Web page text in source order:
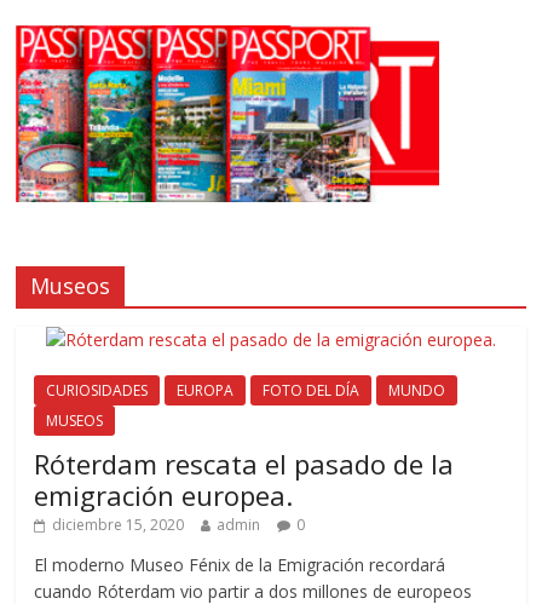
Museos
CURIOSIDADES EUROPA FOTO DEL DÍA
MUNDO
MUSEOS
Róterdam rescata el pasado de la
emigración europea.
diciembre 15, 2020 admin 0
El moderno Museo Fénix de la Emigración recordará
cuando Róterdam vio partir a dos millones de europeos